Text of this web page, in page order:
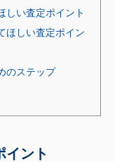
しい査定ポイント
ほしい査定ポイン
のステップ
イント